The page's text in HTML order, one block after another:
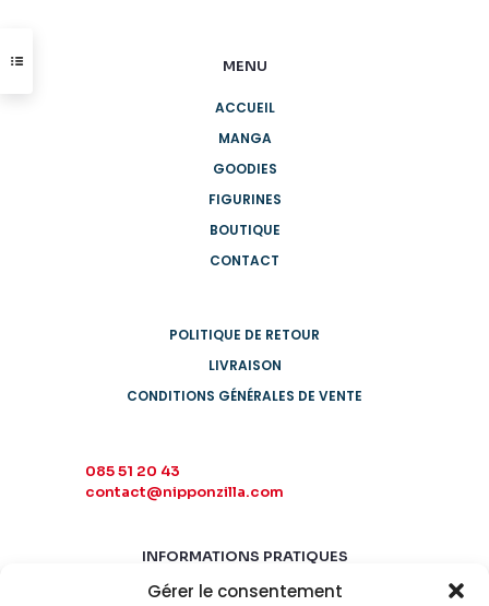
Gérer le consentement
MENU
ACCUEIL
MANGA
GOODIES
FIGURINES
BOUTIQUE
CONTACT
POLITIQUE DE RETOUR
LIVRAISON
CONDITIONS GÉNÉRALES DE VENTE
085 51 20 43
contact@nipponzilla.com
INFORMATIONS PRATIQUES
MARDI-SAMEDI